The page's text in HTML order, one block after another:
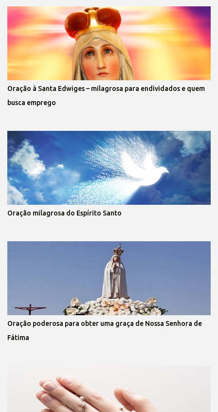
Oração à Santa Edwiges – milagrosa para endividados e quem
busca emprego
Oração milagrosa do Espírito Santo
Oração poderosa para obter uma graça de Nossa Senhora de
Fátima